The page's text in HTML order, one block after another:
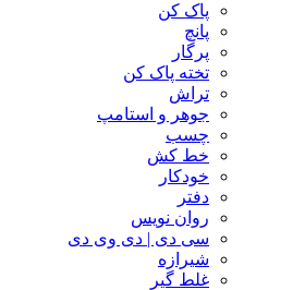
پاک کن
پانچ
پرگار
تخته پاک کن
تراش
جوهر و استامپ
چسب
خط کش
خودکار
دفتر
روان نویس
سی دی | دی وی دی
شیرازه
غلط گیر